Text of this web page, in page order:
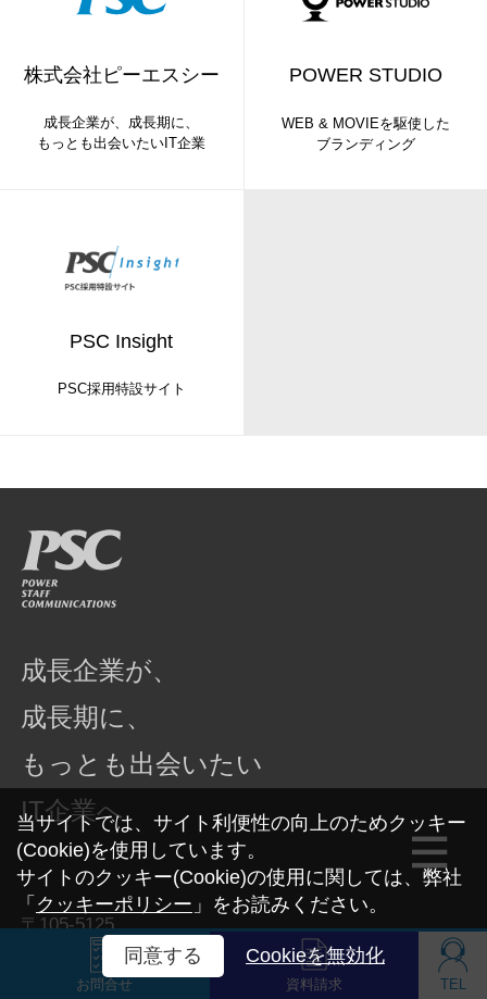
株式会社ピーエスシー
成長企業が、成長期に、
もっとも出会いたいIT企業
POWER STUDIO
WEB & MOVIEを駆使した
ブランディング
PSC Insight
PSC採用特設サイト
成長企業が、
成長期に、
もっとも出会いたい
IT企業へ
〒105-5125
東京都港区浜松町2-4-1 世界貿易センタービル南館25
お問合せ 資料請求 TEL
当サイトでは、サイト利便性の向上のためクッキー
(Cookie)を使用しています。
サイトのクッキー(Cookie)の使用に関しては、弊社
「 クッキーポリシー 」をお読みください。
同意する Cookieを無効化